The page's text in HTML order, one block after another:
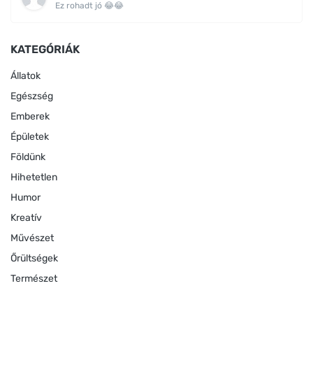
Ez rohadt jó 😂😂
KATEGÓRIÁK
Állatok
Egészség
Emberek
Épületek
Földünk
Hihetetlen
Humor
Kreatív
Művészet
Őrültségek
Természet